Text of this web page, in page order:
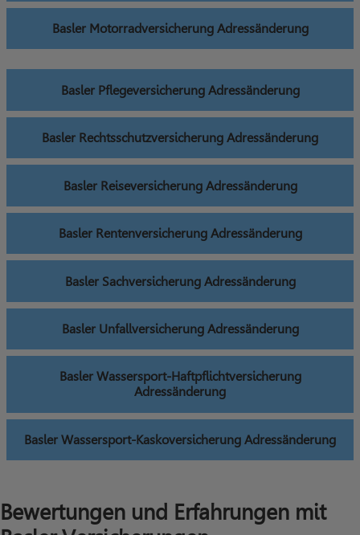
Basler Motorradversicherung Adressänderung
Basler Pflegeversicherung Adressänderung
Basler Rechtsschutzversicherung Adressänderung
Basler Reiseversicherung Adressänderung
Basler Rentenversicherung Adressänderung
Basler Sachversicherung Adressänderung
Basler Unfallversicherung Adressänderung
Basler Wassersport-Haftpflichtversicherung
Adressänderung
Basler Wassersport-Kaskoversicherung Adressänderung
Bewertungen und Erfahrungen mit